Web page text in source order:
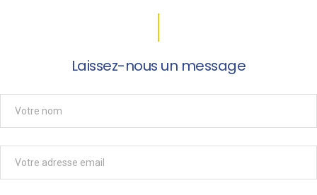
Laissez-nous un message